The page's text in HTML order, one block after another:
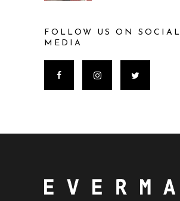
FOLLOW US ON SOCIAL
MEDIA